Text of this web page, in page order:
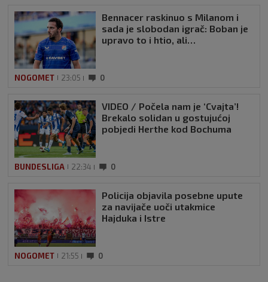
Bennacer raskinuo s Milanom i
sada je slobodan igrač: Boban je
upravo to i htio, ali…
NOGOMET 23:05 0
VIDEO / Počela nam je ‘Cvajta’!
Brekalo solidan u gostujućoj
pobjedi Herthe kod Bochuma
BUNDESLIGA 22:34 0
Policija objavila posebne upute
za navijače uoči utakmice
Hajduka i Istre
NOGOMET 21:55 0